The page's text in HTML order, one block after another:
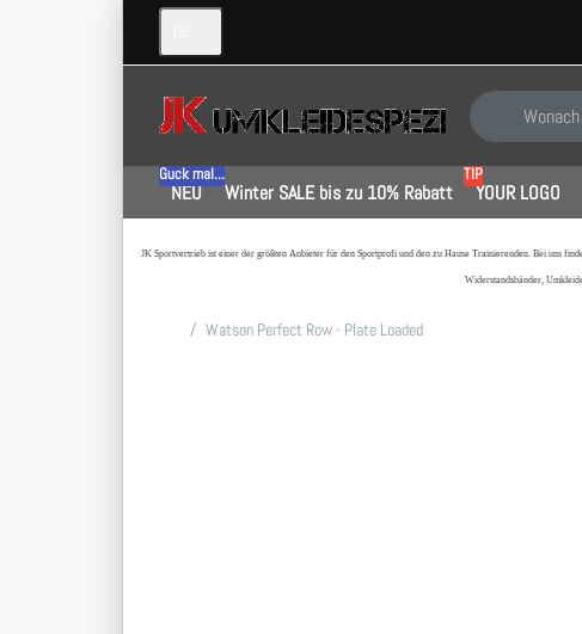
Geben Sie
NEU
Guck mal...
Winter SALE bis zu 10% Rabatt YOUR LOGO
TIP
JK Sportvertrieb ist einer der größten Anbieter für den Sportprofi und den zu Hause Trainierenden. Bei uns
Widerstandsbänder,
Startseite
Watson Perfect Row - Plate Loaded